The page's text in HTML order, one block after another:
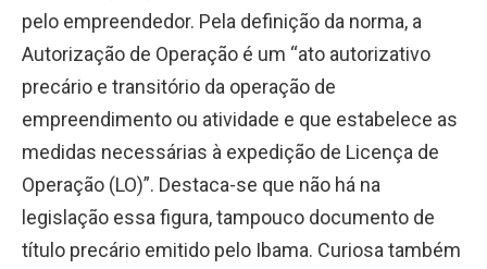
pelo empreendedor. Pela definição da norma, a
Autorização de Operação é um “ato autorizativo
precário e transitório da operação de
empreendimento ou atividade e que estabelece as
medidas necessárias à expedição de Licença de
Operação (LO)”. Destaca-se que não há na
legislação essa figura, tampouco documento de
título precário emitido pelo Ibama. Curiosa também